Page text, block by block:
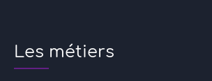
Les métiers